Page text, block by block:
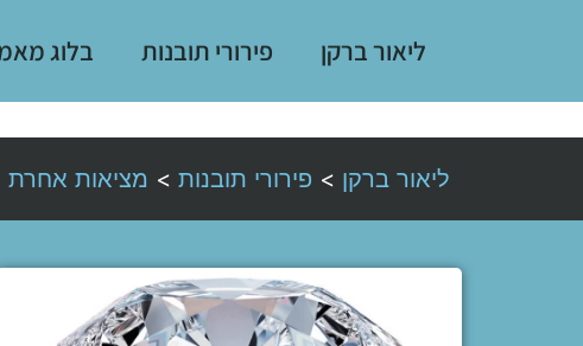
ליאור ברקן פירורי תובנות בלוג
ליאור ברקן > פירורי תובנות > מציאות אחרת